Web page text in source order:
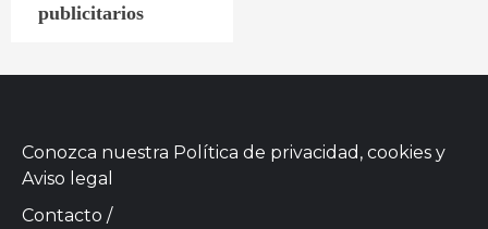
publicitarios
Conozca nuestra Política de privacidad, cookies y
Aviso legal
Contacto /